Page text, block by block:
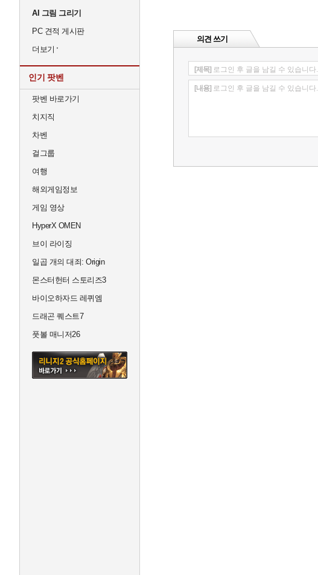
AI 그림 그리기
PC 견적 게시판
더보기
인기 팟벤
팟벤 바로가기
치지직
차벤
걸그룹
여행
해외게임정보
게임 영상
HyperX OMEN
브이 라이징
일곱 개의 대죄: Origin
몬스터헌터 스토리즈3
바이오하자드 레퀴엠
드래곤 퀘스트7
풋볼 매니저26
의견 쓰기
[제목] 로그인 후 글을 남길 수 있습니다.
[내용] 로그인 후 글을 남길 수 있습니다.